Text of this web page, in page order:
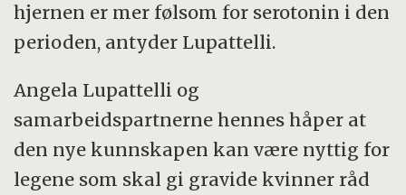
hjernen er mer følsom for serotonin i den
perioden, antyder Lupattelli.
Angela Lupattelli og
samarbeidspartnerne hennes håper at
den nye kunnskapen kan være nyttig for
legene som skal gi gravide kvinner råd